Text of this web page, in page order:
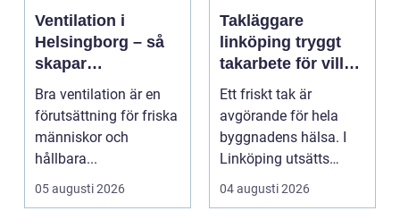
Ventilation i
Helsingborg – så
skapar
fastighetsägare
friskare och mer
energieffektiva
byggnader
Bra ventilation är en
förutsättning för friska
människor och
hållbara...
05 augusti 2026
Takläggare
linköping tryggt
takarbete för villa,
brf och företag
Ett friskt tak är
avgörande för hela
byggnadens hälsa. I
Linköping utsätts
taken för stora
04 augusti 2026